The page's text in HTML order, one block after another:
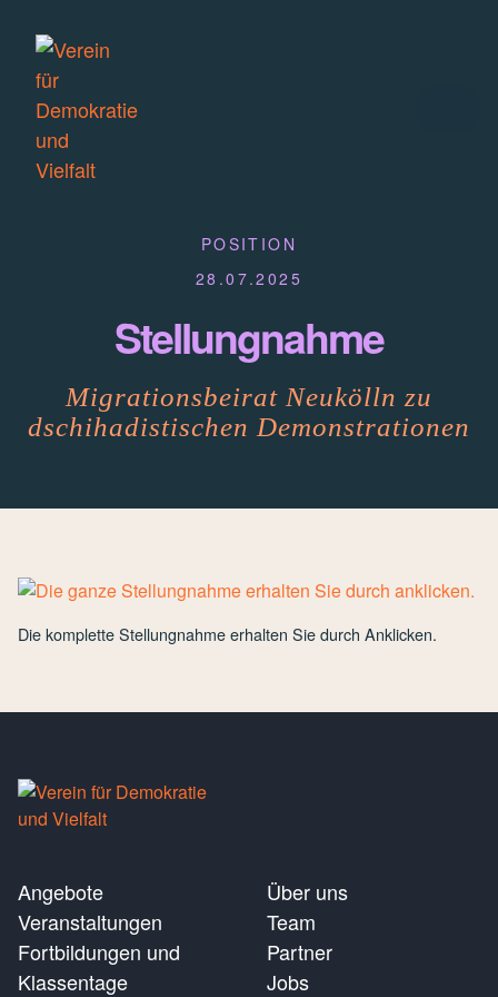
POSITION
28.07.2025
Stellungnahme
Migrationsbeirat Neukölln zu
dschihadistischen Demonstrationen
Die komplette Stellungnahme erhalten Sie durch Anklicken.
Angebote
Veranstaltungen
Fortbildungen und
Klassentage
Über uns
Team
Partner
Jobs